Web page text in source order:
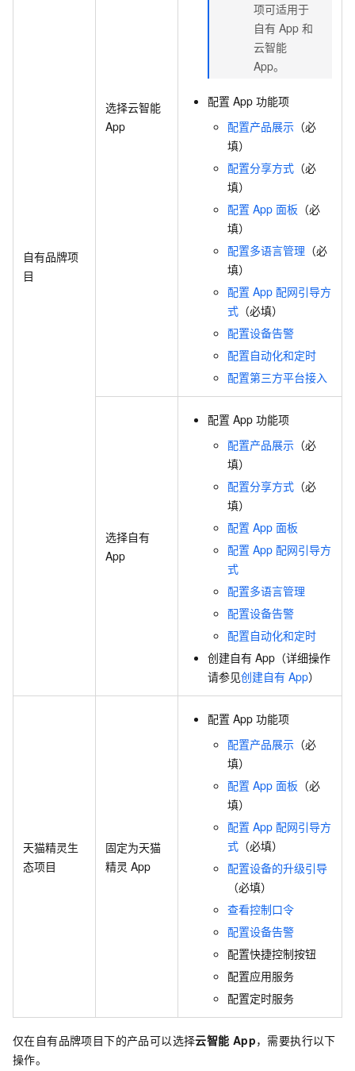
自有品牌项
目
选择云智能
App
项可适用于
自有 App 和
云智能
App。
配置 App 功能项
配置产品展示 （必
填）
配置分享方式 （必
填）
配置 App 面板 （必
填）
配置多语言管理 （必
填）
配置 App 配网引导方
式 （必填）
配置设备告警
配置自动化和定时
配置第三方平台接入
选择自有
App
配置 App 功能项
配置产品展示 （必
填）
配置分享方式 （必
填）
配置 App 面板
配置 App 配网引导方
式
配置多语言管理
配置设备告警
配置自动化和定时
创建自有 App（详细操作
请参见创建自有 App）
天猫精灵生
态项目
固定为天猫
精灵 App
配置 App 功能项
配置产品展示 （必
填）
配置 App 面板 （必
填）
配置 App 配网引导方
式 （必填）
配置设备的升级引导
（必填）
查看控制口令
配置设备告警
配置快捷控制按钮
配置应用服务
配置定时服务
仅在自有品牌项目下的产品可以选择云智能 App，需要执行以下
操作。